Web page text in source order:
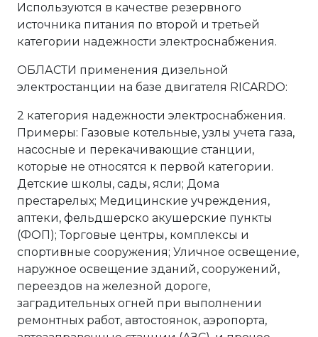
Используются в качестве резервного
источника питания по второй и третьей
категории надежности электроснабжения.
ОБЛАСТИ применения дизельной
электростанции на базе двигателя RICARDO:
2 категория надежности электроснабжения.
Примеры: Газовые котельные, узлы учета газа,
насосные и перекачивающие станции,
которые не относятся к первой категории.
Детские школы, сады, ясли; Дома
престарелых; Медицинские учреждения,
аптеки, фельдшерско акушерские пункты
(ФОП); Торговые центры, комплексы и
спортивные сооружения; Уличное освещение,
наружное освещение зданий, сооружений,
переездов на железной дороге,
заградительных огней при выполнении
ремонтных работ, автостоянок, аэропорта,